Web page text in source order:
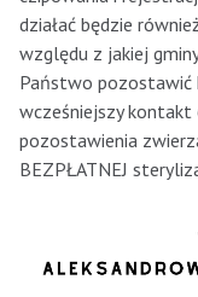
działać będzie
względu z jakiej
Państwo pozostawić
wcześniejszy
pozostawienia
BEZPŁATNEJ